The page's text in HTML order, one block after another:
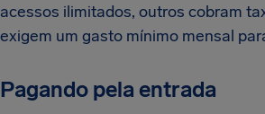
acessos ilimitados, outros cobram
exigem um gasto mínimo mensal
Pagando pela entrada